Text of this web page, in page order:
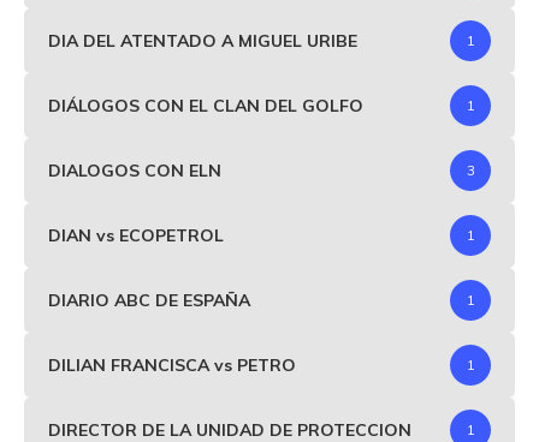
DIA DEL ATENTADO A MIGUEL URIBE 1
DIÁLOGOS CON EL CLAN DEL GOLFO 1
DIALOGOS CON ELN 3
DIAN vs ECOPETROL 1
DIARIO ABC DE ESPAÑA 1
DILIAN FRANCISCA vs PETRO 1
DIRECTOR DE LA UNIDAD DE PROTECCION 1